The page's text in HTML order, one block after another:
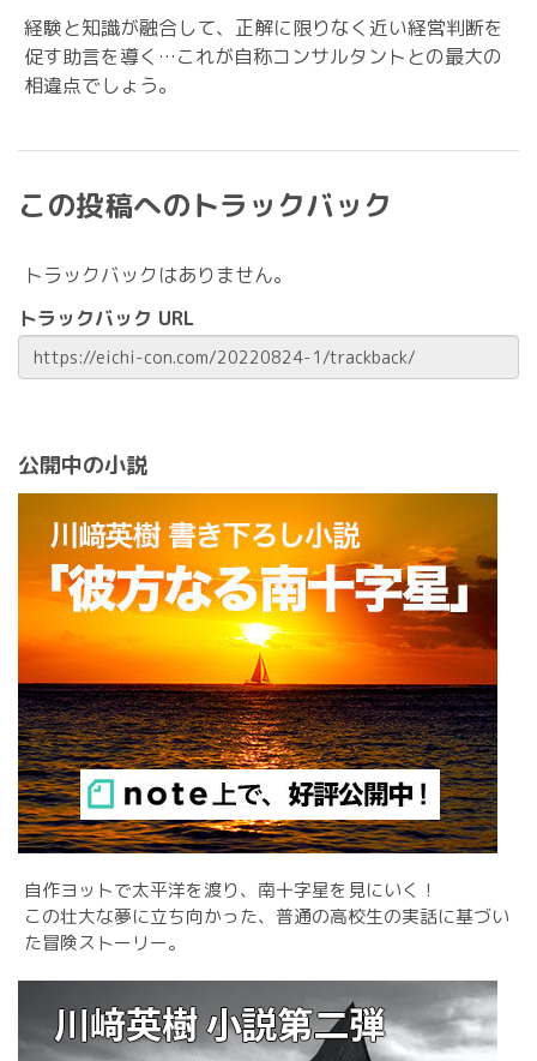
経験と知識が融合して、正解に限りなく近い経営判断を
促す助言を導く…これが自称コンサルタントとの最大の
相違点でしょう。
この投稿へのトラックバック
トラックバックはありません。
トラックバック URL
公開中の小説
自作ヨットで太平洋を渡り、南十字星を見にいく！
この壮大な夢に立ち向かった、普通の高校生の実話に基づい
た冒険ストーリー。